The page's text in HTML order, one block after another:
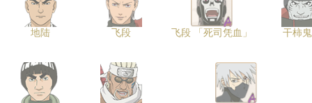
地陆 飞段 飞段 「死司凭血」 干柿